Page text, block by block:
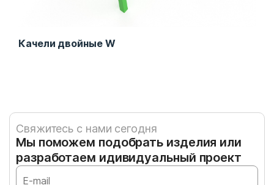
Качели двойные W
Свяжитесь с нами сегодня
Мы поможем подобрать изделия или
разработаем идивидуальный проект